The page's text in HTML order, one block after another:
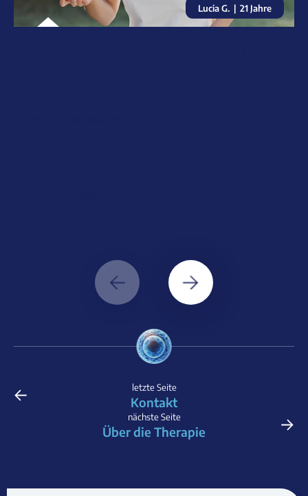
Lucia G. | 21 Jahre
← letzte Seite
Kontakt
→
nächste Seite
Über die Therapie